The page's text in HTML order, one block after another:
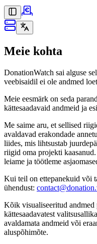
Meie kohta
DonationWatch sai alguse
veebisaidil ei ole andmed
Meie eesmärk on seda
kättesaadavaid andmeid ja
Me saime aru, et sellised
avaldavad erakondade
liides, mis lihtsustab
riigid oma projekti
leiame ja töötleme
Kui teil on ettepanekuid või
ühendust:
Kõik visualiseeritud
kättesaadavatest
avaldamata andmeid või
aluspõhimõte.